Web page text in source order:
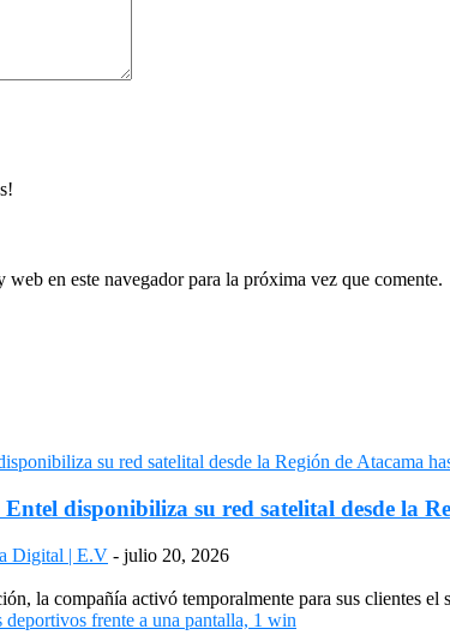
en este navegador para la próxima vez que comente.
disponibiliza su red satelital desde la
Digital | E.V - julio 20, 2026
la compañía activó temporalmente para sus clientes